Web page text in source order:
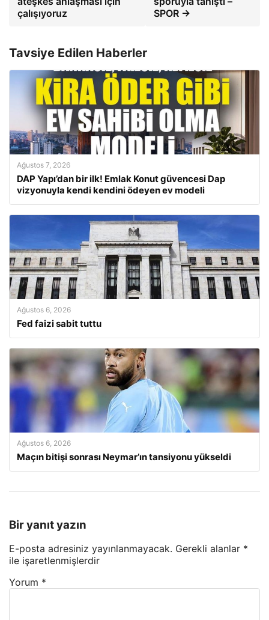
çalışıyoruz
SPOR →
Tavsiye Edilen Haberler
Ağustos 7, 2026
DAP Yapı’dan bir ilk! Emlak Konut güvencesi Dap
vizyonuyla kendi kendini ödeyen ev modeli
Ağustos 6, 2026
Fed faizi sabit tuttu
Ağustos 6, 2026
Maçın bitişi sonrası Neymar’ın tansiyonu yükseldi
Bir yanıt yazın
E-posta adresiniz yayınlanmayacak. Gerekli alanlar *
ile işaretlenmişlerdir
Yorum *